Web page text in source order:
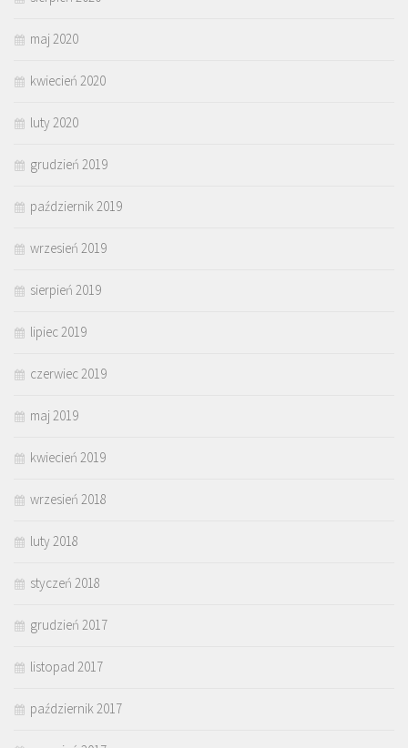
maj 2020
kwiecień 2020
luty 2020
grudzień 2019
październik 2019
wrzesień 2019
sierpień 2019
lipiec 2019
czerwiec 2019
maj 2019
kwiecień 2019
wrzesień 2018
luty 2018
styczeń 2018
grudzień 2017
listopad 2017
październik 2017